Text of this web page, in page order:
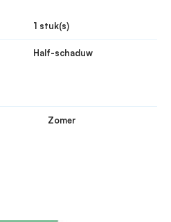
1 stuk(s)
Half-schaduw
Zomer